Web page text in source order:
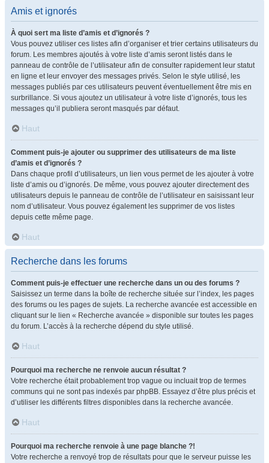
Amis et ignorés
À quoi sert ma liste d’amis et d’ignorés ?
Vous pouvez utiliser ces listes afin d’organiser et trier certains utilisateurs du
forum. Les membres ajoutés à votre liste d’amis seront listés dans le
panneau de contrôle de l’utilisateur afin de consulter rapidement leur statut
en ligne et leur envoyer des messages privés. Selon le style utilisé, les
messages publiés par ces utilisateurs peuvent éventuellement être mis en
surbrillance. Si vous ajoutez un utilisateur à votre liste d’ignorés, tous les
messages qu’il publiera seront masqués par défaut.
Haut
Comment puis-je ajouter ou supprimer des utilisateurs de ma liste
d’amis et d’ignorés ?
Dans chaque profil d’utilisateurs, un lien vous permet de les ajouter à votre
liste d’amis ou d’ignorés. De même, vous pouvez ajouter directement des
utilisateurs depuis le panneau de contrôle de l’utilisateur en saisissant leur
nom d’utilisateur. Vous pouvez également les supprimer de vos listes
depuis cette même page.
Haut
Recherche dans les forums
Comment puis-je effectuer une recherche dans un ou des forums ?
Saisissez un terme dans la boîte de recherche située sur l’index, les pages
des forums ou les pages de sujets. La recherche avancée est accessible en
cliquant sur le lien « Recherche avancée » disponible sur toutes les pages
du forum. L’accès à la recherche dépend du style utilisé.
Haut
Pourquoi ma recherche ne renvoie aucun résultat ?
Votre recherche était probablement trop vague ou incluait trop de termes
communs qui ne sont pas indexés par phpBB. Essayez d’être plus précis et
d’utiliser les différents filtres disponibles dans la recherche avancée.
Haut
Pourquoi ma recherche renvoie à une page blanche ?!
Votre recherche a renvoyé trop de résultats pour que le serveur puisse les